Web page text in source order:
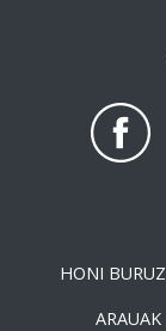
HONI BURUZ
ARAUAK